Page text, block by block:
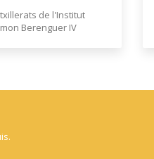
de l'Institut
Berenguer IV